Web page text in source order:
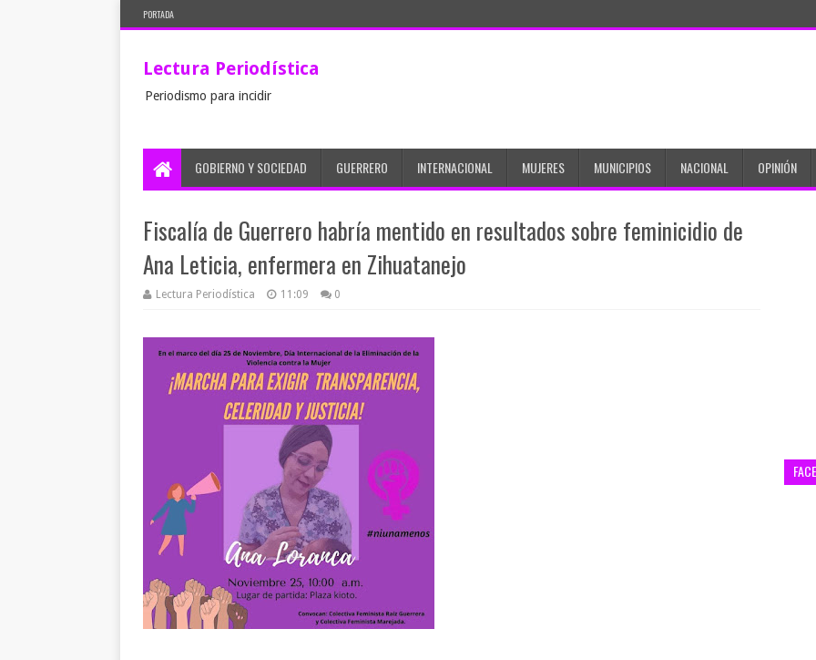
PORTADA
Lectura Periodística
Periodismo para incidir
GOBIERNO Y SOCIEDAD GUERRERO INTERNACIONAL MUJERES MUNICIPIOS NACIONAL OPINIÓN
Fiscalía de Guerrero habría mentido en resultados sobre feminicidio de
Ana Leticia, enfermera en Zihuatanejo
Lectura Periodística 11:09 0